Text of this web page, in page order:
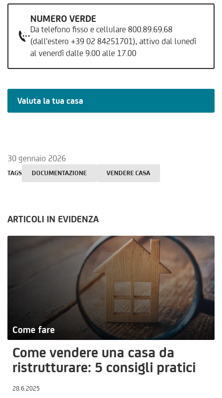
NUMERO VERDE
Da telefono fisso e cellulare 800.89.69.68
(dall'estero +39 02 84251701), attivo dal lunedì
al venerdì dalle 9.00 alle 17.00
Valuta la tua casa
TAGS DOCUMENTAZIONE VENDERE CASA
30 gennaio 2026
ARTICOLI IN EVIDENZA
Come fare
Come vendere una casa da
ristrutturare: 5 consigli pratici
28.6.2025